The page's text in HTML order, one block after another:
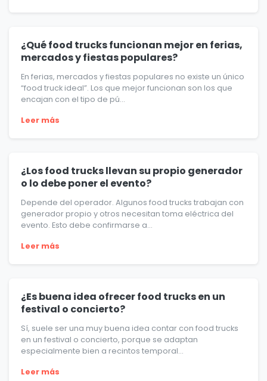
¿Qué food trucks funcionan mejor en ferias,
mercados y fiestas populares?
En ferias, mercados y fiestas populares no existe un único
“food truck ideal”. Los que mejor funcionan son los que
encajan con el tipo de pú...
Leer más
¿Los food trucks llevan su propio generador
o lo debe poner el evento?
Depende del operador. Algunos food trucks trabajan con
generador propio y otros necesitan toma eléctrica del
evento. Esto debe confirmarse a...
Leer más
¿Es buena idea ofrecer food trucks en un
festival o concierto?
Sí, suele ser una muy buena idea contar con food trucks
en un festival o concierto, porque se adaptan
especialmente bien a recintos temporal...
Leer más